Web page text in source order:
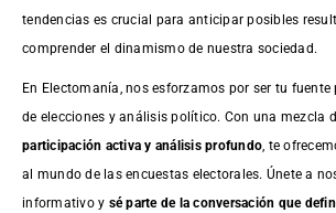
tendencias es crucial para anticipar posibles
comprender el dinamismo de nuestra sociedad.
En Electomanía, nos esforzamos por ser tu
de elecciones y análisis político. Con una mezcla
participación activa y análisis profundo , te
al mundo de las encuestas electorales. Únete a
informativo y sé parte de la conversación que